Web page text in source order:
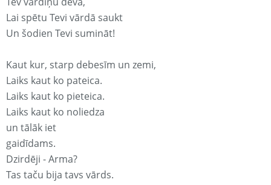
Lai spētu Tevi vārdā saukt
Un šodien Tevi sumināt!
Kaut kur, starp debesīm un zemi,
Laiks kaut ko pateica.
Laiks kaut ko pieteica.
Laiks kaut ko noliedza
un tālāk iet
gaidīdams.
Dzirdēji - Arma?
Tas taču bija tavs vārds.